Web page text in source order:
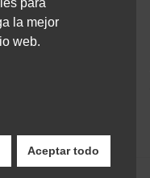
la mejor
web.
Aceptar todo